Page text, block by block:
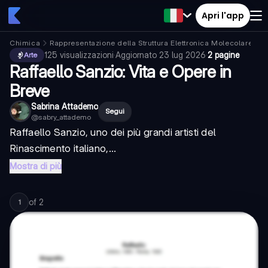
Apri l'app
Chimica Rappresentazione della Struttura Elettronica Molecolare
Arte
125 visualizzazioni·Aggiornato 23 lug 2026·2 pagine
Raffaello Sanzio: Vita e Opere in
Breve
Sabrina Attademo
@sabry_attademo
Segui
Raffaello Sanzio, uno dei più grandi artisti del
Rinascimento italiano,...
Mostra di più
1 of 2